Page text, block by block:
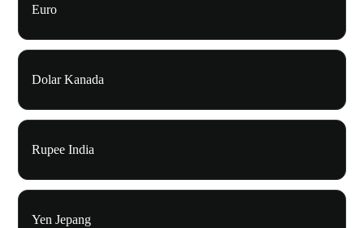
Euro
Dolar Kanada
Rupee India
Yen Jepang